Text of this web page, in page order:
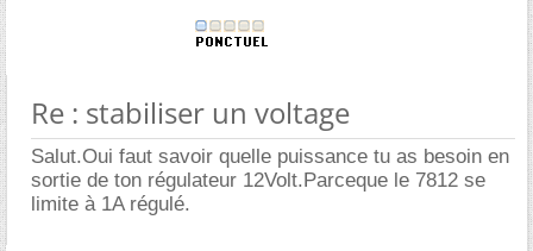
Re : stabiliser un voltage
Salut.Oui faut savoir quelle puissance tu as besoin en
sortie de ton régulateur 12Volt.Parceque le 7812 se
limite à 1A régulé.